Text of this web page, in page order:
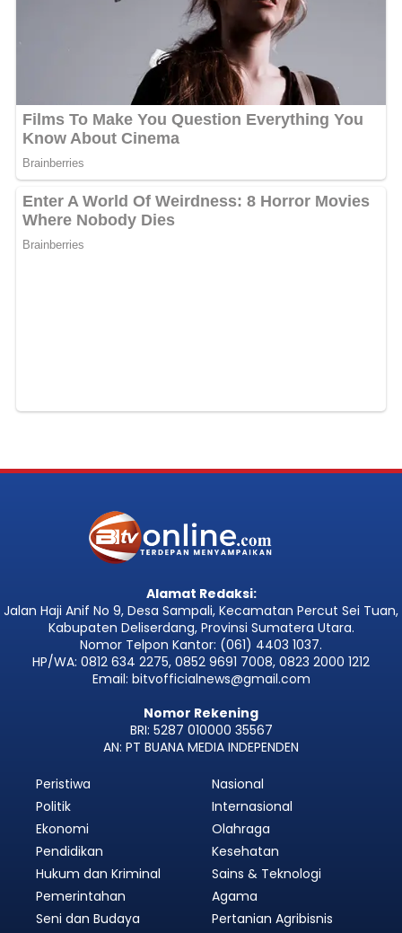
Alamat Redaksi:
Jalan Haji Anif No 9, Desa Sampali, Kecamatan Percut Sei Tuan,
Kabupaten Deliserdang, Provinsi Sumatera Utara.
Nomor Telpon Kantor: (061) 4403 1037.
HP/WA: 0812 634 2275, 0852 9691 7008, 0823 2000 1212
Email: bitvofficialnews@gmail.com
Nomor Rekening
BRI: 5287 010000 35567
AN: PT BUANA MEDIA INDEPENDEN
Peristiwa
Politik
Ekonomi
Pendidikan
Hukum dan Kriminal
Pemerintahan
Nasional
Internasional
Olahraga
Kesehatan
Sains & Teknologi
Agama
Seni dan Budaya
Pertanian Agribisnis